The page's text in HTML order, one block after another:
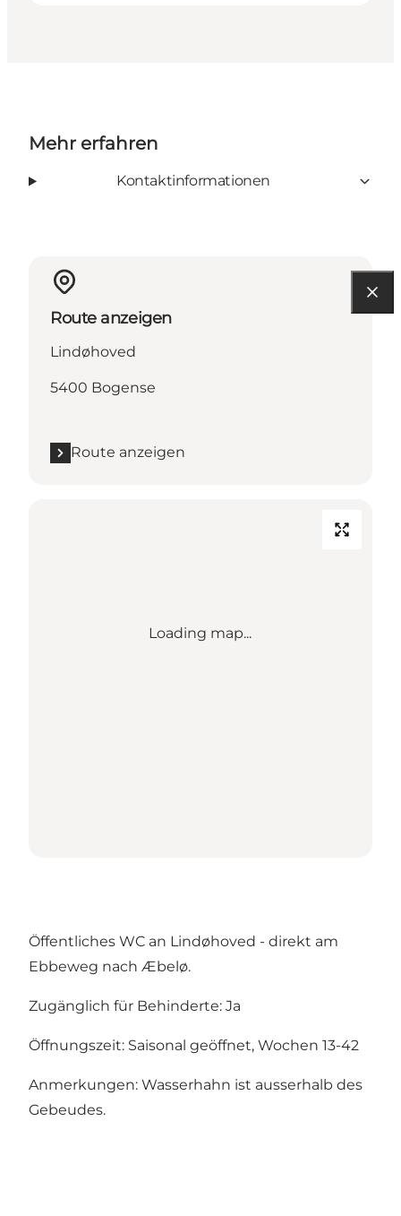
Mehr erfahren
Kontaktinformationen
Route anzeigen
Lindøhoved
5400 Bogense
Route anzeigen
Loading map...
Öffentliches WC an Lindøhoved - direkt am
Ebbeweg nach Æbelø.
Zugänglich für Behinderte: Ja
Öffnungszeit: Saisonal geöffnet, Wochen 13-42
Anmerkungen: Wasserhahn ist ausserhalb des
Gebeudes.